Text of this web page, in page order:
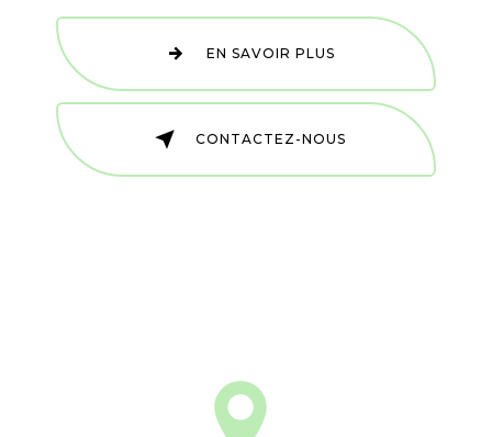
EN SAVOIR PLUS
CONTACTEZ-NOUS